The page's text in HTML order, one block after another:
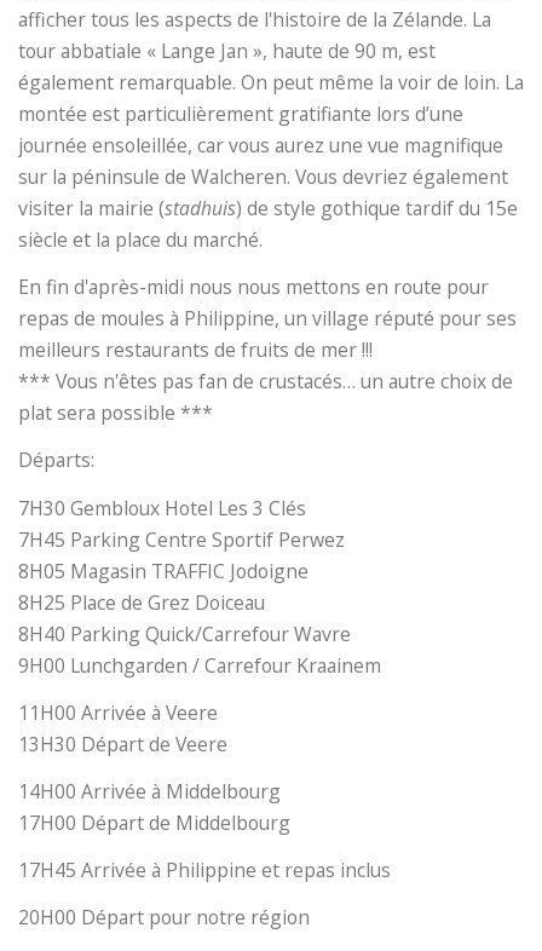
afficher tous les aspects de l'histoire de la Zélande. La
tour abbatiale « Lange Jan », haute de 90 m, est
également remarquable. On peut même la voir de loin. La
montée est particulièrement gratifiante lors d’une
journée ensoleillée, car vous aurez une vue magnifique
sur la péninsule de Walcheren. Vous devriez également
visiter la mairie (stadhuis) de style gothique tardif du 15e
siècle et la place du marché.
En fin d'après-midi nous nous mettons en route pour
repas de moules à Philippine, un village réputé pour ses
meilleurs restaurants de fruits de mer !!!
*** Vous n'êtes pas fan de crustacés… un autre choix de
plat sera possible ***
Départs:
7H30 Gembloux Hotel Les 3 Clés
7H45 Parking Centre Sportif Perwez
8H05 Magasin TRAFFIC Jodoigne
8H25 Place de Grez Doiceau
8H40 Parking Quick/Carrefour Wavre
9H00 Lunchgarden / Carrefour Kraainem
11H00 Arrivée à Veere
13H30 Départ de Veere
14H00 Arrivée à Middelbourg
17H00 Départ de Middelbourg
17H45 Arrivée à Philippine et repas inclus
20H00 Départ pour notre région